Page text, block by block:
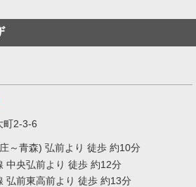
町2-3-6
～青森) 弘前より 徒歩 約10分
中央弘前より 徒歩 約12分
弘前東高前より 徒歩 約13分